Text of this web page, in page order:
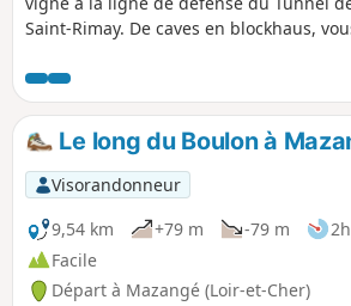
Saint-Rimay. De caves en blockhaus,
chantiers de restauration menés par
l'association Résurgence. Une belle vue
vallée du Loir vous accompagnera sur
grande partie de votre parcours.
Le long du Boulon à
Visorandonneur
9,54 km
+79 m -79 m
Facile
Départ à Mazangé (Loir-et-Cher)